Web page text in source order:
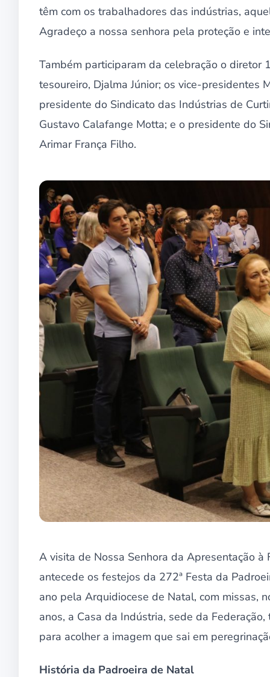
têm com os trabalhadores das indústrias,
Agradeço a nossa senhora pela proteção e
Também participaram da celebração o diretor
tesoureiro, Djalma Júnior; os vice-presidentes
presidente do Sindicato das Indústrias de
Gustavo Calafange Motta; e o presidente do
Arimar França Filho.
A visita de Nossa Senhora da Apresentação
antecede os festejos da 272ª Festa da
ano pela Arquidiocese de Natal, com missas,
anos, a Casa da Indústria, sede da
para acolher a imagem que sai em
História da Padroeira de Natal